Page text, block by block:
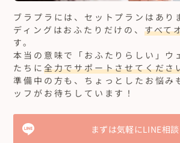
ブラプラには、セットプランはあり
ディングはおふたりだけの、 すべて
す。
本当の意味で「おふたりらしい」ウ
たちに 全力でサポートさせてくださ
準備中の方も、ちょっとしたお悩み
ッフがお待ちしています！
まずは気軽にLINE相談